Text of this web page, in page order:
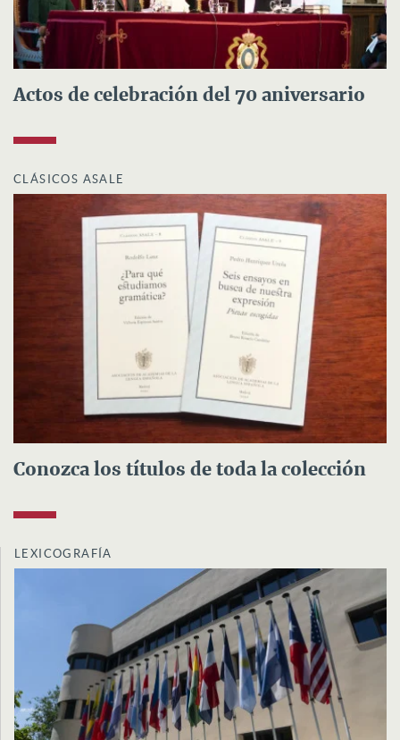
Actos de celebración del 70 aniversario
CLÁSICOS ASALE
Conozca los títulos de toda la colección
LEXICOGRAFÍA